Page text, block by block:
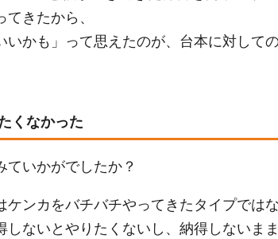
きたから、
いかも」って思えたのが、台本に対して
くなかった
いかがでしたか？
ケンカをバチバチやってきたタイプでは
しないとやりたくないし、納得しないま